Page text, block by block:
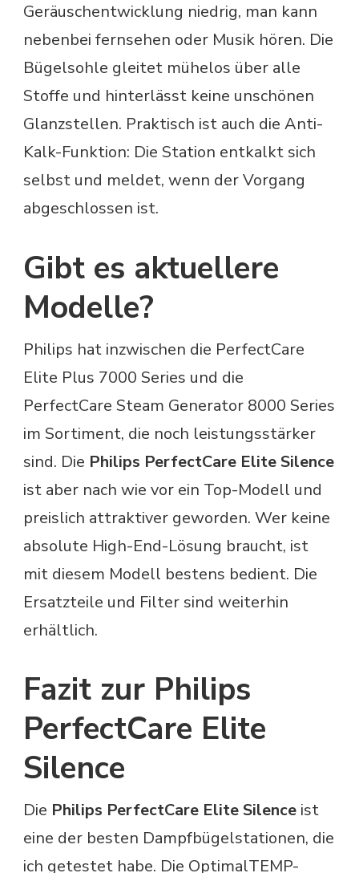
Geräuschentwicklung niedrig, man kann
nebenbei fernsehen oder Musik hören. Die
Bügelsohle gleitet mühelos über alle
Stoffe und hinterlässt keine unschönen
Glanzstellen. Praktisch ist auch die Anti-
Kalk-Funktion: Die Station entkalkt sich
selbst und meldet, wenn der Vorgang
abgeschlossen ist.
Gibt es aktuellere
Modelle?
Philips hat inzwischen die PerfectCare
Elite Plus 7000 Series und die
PerfectCare Steam Generator 8000 Series
im Sortiment, die noch leistungsstärker
sind. Die Philips PerfectCare Elite Silence
ist aber nach wie vor ein Top-Modell und
preislich attraktiver geworden. Wer keine
absolute High-End-Lösung braucht, ist
mit diesem Modell bestens bedient. Die
Ersatzteile und Filter sind weiterhin
erhältlich.
Fazit zur Philips
PerfectCare Elite
Silence
Die Philips PerfectCare Elite Silence ist
eine der besten Dampfbügelstationen, die
ich getestet habe. Die OptimalTEMP-